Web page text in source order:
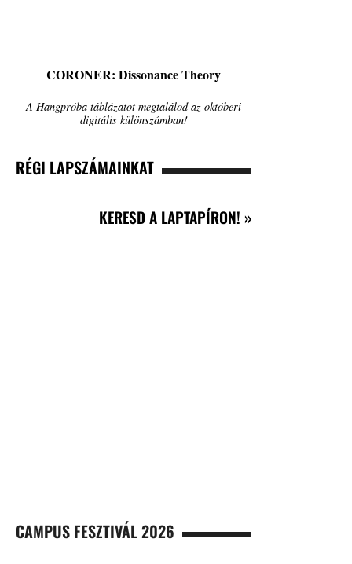
CORONER: Dissonance Theory
A Hangpróba táblázatot megtalálod az októberi
digitális különszámban!
RÉGI LAPSZÁMAINKAT
KERESD A LAPTAPÍRON! »
CAMPUS FESZTIVÁL 2026